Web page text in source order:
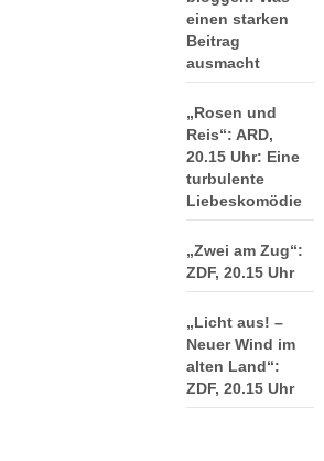
einen starken
Beitrag
ausmacht
„Rosen und
Reis“: ARD,
20.15 Uhr: Eine
turbulente
Liebeskomödie
„Zwei am Zug“:
ZDF, 20.15 Uhr
„Licht aus! –
Neuer Wind im
alten Land“:
ZDF, 20.15 Uhr